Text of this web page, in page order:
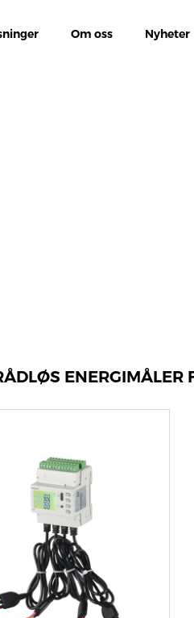
Om oss Nyheter
ENERGIMÅLER